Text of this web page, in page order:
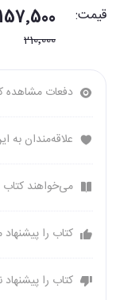
قیمت: 157٬500
210٬000
دفعات مشاهده
علاقه‌مندان به
می‌خواهند کتاب
کتاب را
کتاب را پیشنهاد